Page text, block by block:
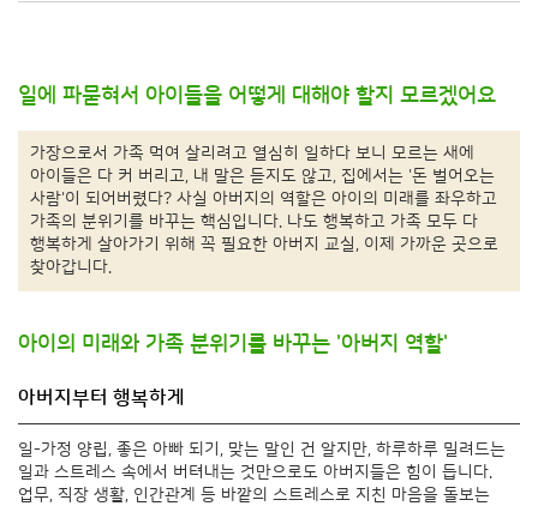
일에 파묻혀서 아이들을 어떻게 대해야 할지 모르겠어요
가장으로서 가족 먹여 살리려고 열심히 일하다 보니 모르는 새에
아이들은 다 커 버리고, 내 말은 듣지도 않고, 집에서는 '돈 벌어오는
사람'이 되어버렸다? 사실 아버지의 역할은 아이의 미래를 좌우하고
가족의 분위기를 바꾸는 핵심입니다. 나도 행복하고 가족 모두 다
행복하게 살아가기 위해 꼭 필요한 아버지 교실, 이제 가까운 곳으로
찾아갑니다.
아이의 미래와 가족 분위기를 바꾸는 '아버지 역할'
아버지부터 행복하게
일-가정 양립, 좋은 아빠 되기, 맞는 말인 건 알지만, 하루하루 밀려드는
일과 스트레스 속에서 버텨내는 것만으로도 아버지들은 힘이 듭니다.
업무, 직장 생활, 인간관계 등 바깥의 스트레스로 지친 마음을 돌보는